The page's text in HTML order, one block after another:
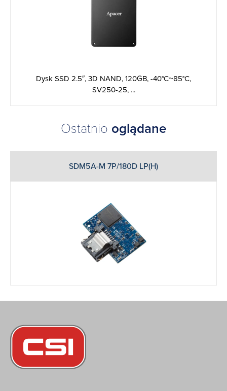
Dysk SSD 2.5″, 3D NAND, 120GB, -40°C~85°C,
SV250-25, ...
Ostatnio oglądane
SDM5A-M 7P/180D LP(H)